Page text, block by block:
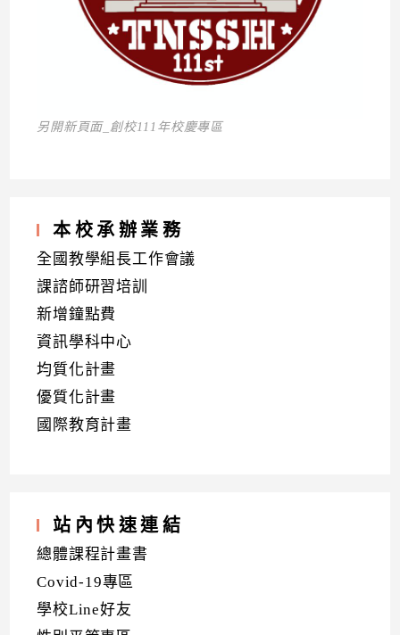
另開新頁面_創校111年校慶專區
本校承辦業務
全國教學組長工作會議
課諮師研習培訓
新增鐘點費
資訊學科中心
均質化計畫
優質化計畫
國際教育計畫
站內快速連結
總體課程計畫書
Covid-19專區
學校Line好友